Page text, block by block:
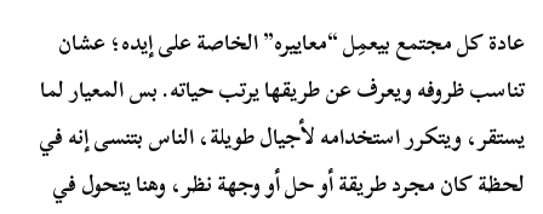
عادة كل مجتمع بيعمِل “معاييره” الخاصة على إيده؛ عشان
تناسب ظروفه ويعرف عن طريقها يرتب حياته. بس المعيار لما
يستقر، ويتكرر استخدامه لأجيال طويلة، الناس بتنسى إنه في
لحظة كان مجرد طريقة أو حل أو وجهة نظر، وهنا يتحول في